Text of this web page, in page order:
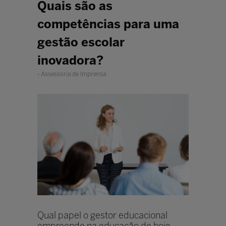
Quais são as
competências para uma
gestão escolar
inovadora?
Assessoria de Imprensa
Qual papel o gestor educacional